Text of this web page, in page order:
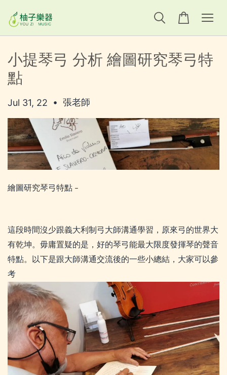
小提琴弓 分析 繪圖研究琴弓特
點
Jul 31, 22 • 張老師
繪圖研究琴弓特點 –
這段時間沒少跟義大利制弓大師溝通學習，原來弓的世界大
有乾坤。毋庸置疑的是，好的琴弓能最大限度發揮琴的聲音
特點。以下是跟大師溝通交流後的一些小總結，大家可以參
考